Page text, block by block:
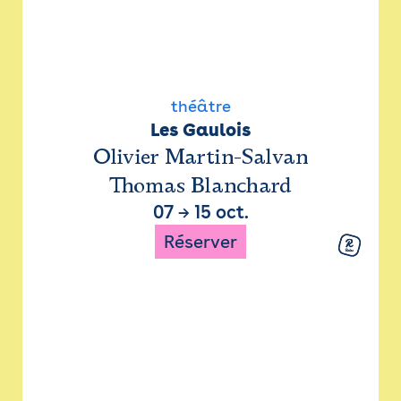
théâtre
Les Gaulois
Olivier Martin-Salvan
Thomas Blanchard
07→ 15 oct.
Réserver